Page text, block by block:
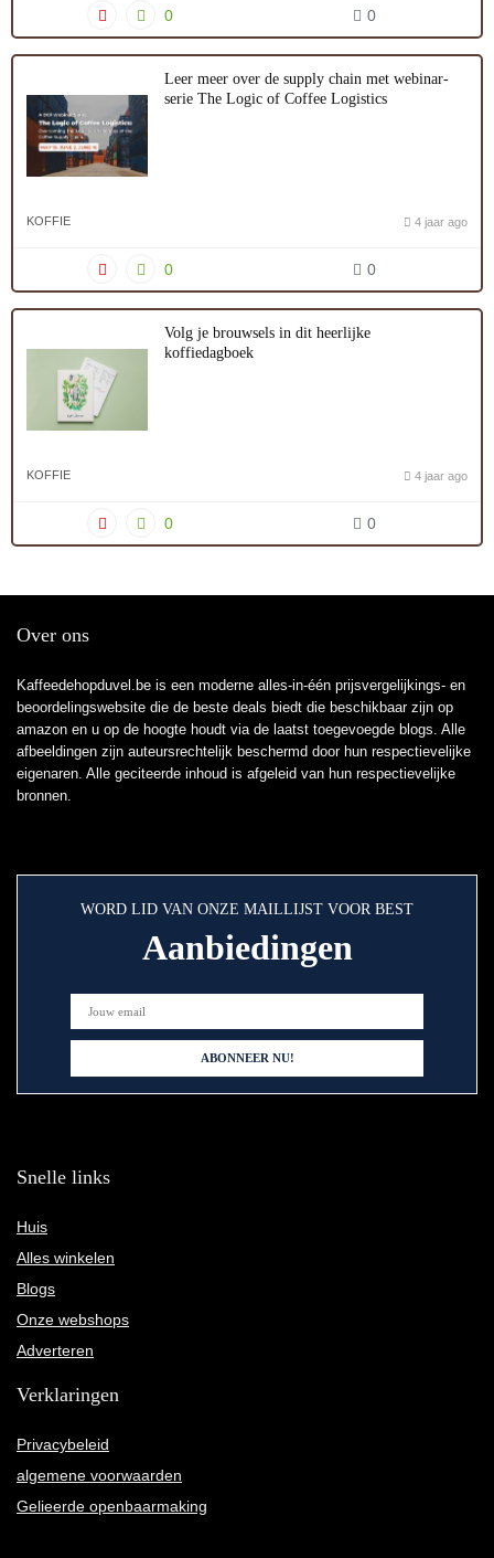
0 0
Leer meer over de supply chain met webinar-
serie The Logic of Coffee Logistics
KOFFIE 4 jaar ago
0 0
Volg je brouwsels in dit heerlijke
koffiedagboek
KOFFIE 4 jaar ago
0 0
Over ons
Kaffeedehopduvel.be is een moderne alles-in-één prijsvergelijkings- en
beoordelingswebsite die de beste deals biedt die beschikbaar zijn op
amazon en u op de hoogte houdt via de laatst toegevoegde blogs. Alle
afbeeldingen zijn auteursrechtelijk beschermd door hun respectievelijke
eigenaren. Alle geciteerde inhoud is afgeleid van hun respectievelijke
bronnen.
WORD LID VAN ONZE MAILLIJST VOOR BEST
Aanbiedingen
Snelle links
Huis
Alles winkelen
Blogs
Onze webshops
Adverteren
Verklaringen
Privacybeleid
algemene voorwaarden
Gelieerde openbaarmaking